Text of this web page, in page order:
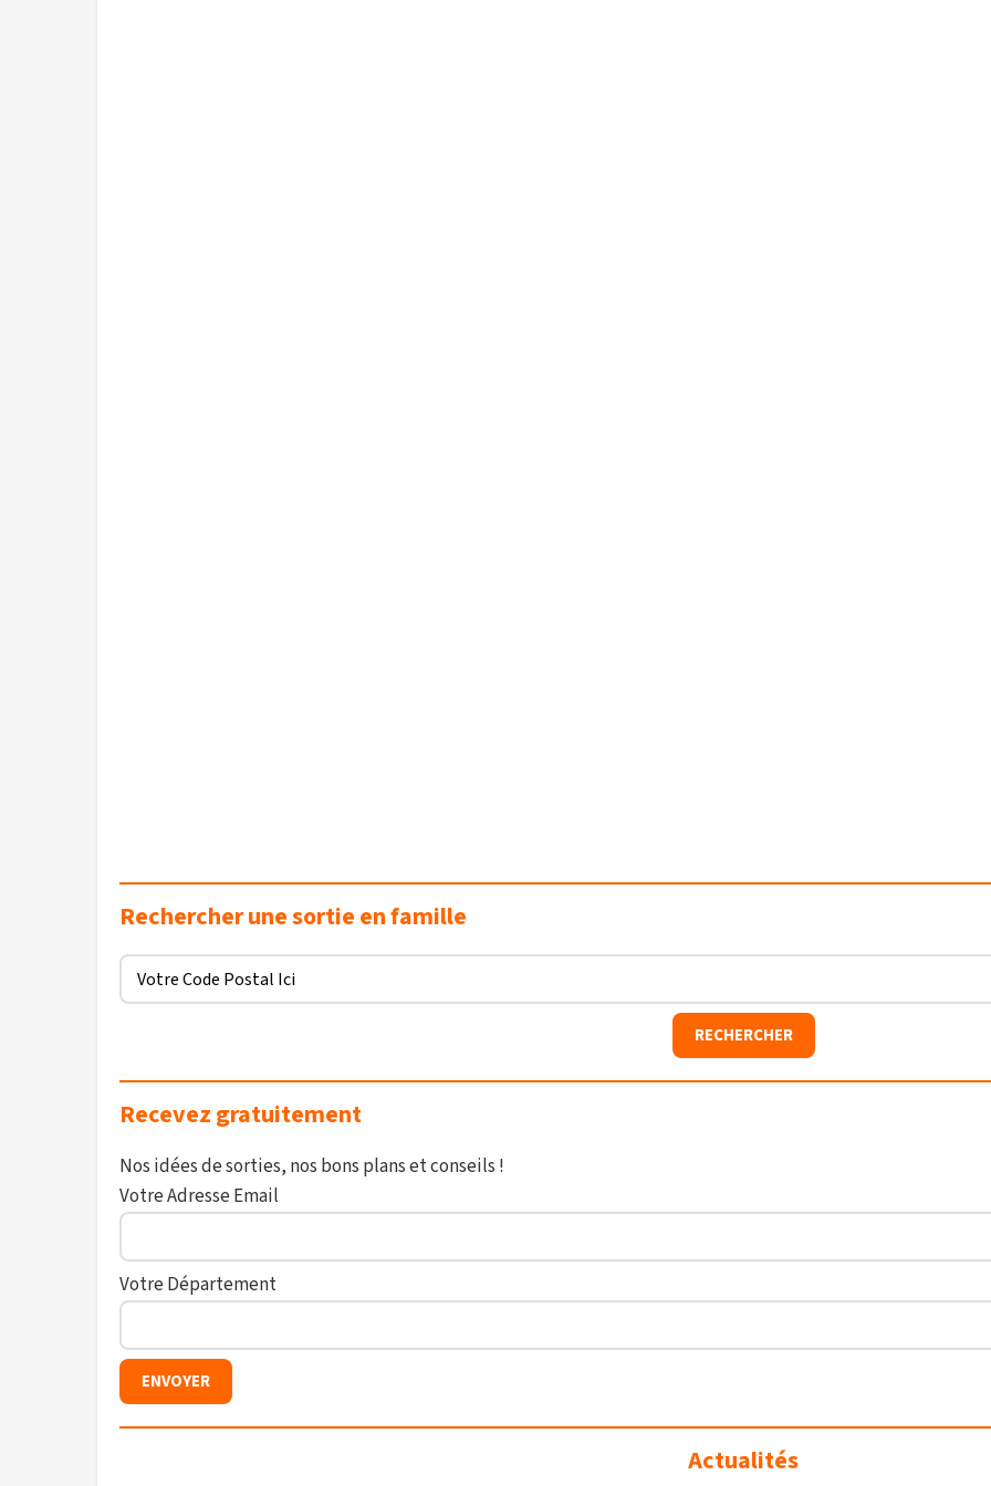
Rechercher une sortie en famille
Recevez gratuitement
Nos idées de sorties, nos bons plans et conseils !
Votre Adresse Email
Votre Département
Actualités